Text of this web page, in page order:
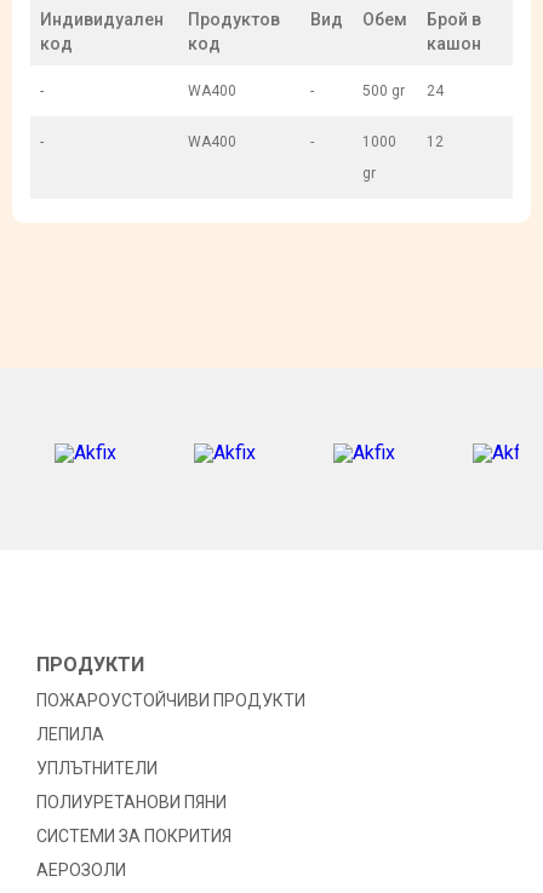
Индивидуален
код
Продуктов
код
Вид Обем
Брой в
кашон
- WA400 - 500 gr 24
- WA400 -
1000
gr
12
ПРОДУКТИ
ПОЖАРОУСТОЙЧИВИ ПРОДУКТИ
ЛЕПИЛА
УПЛЪТНИТЕЛИ
ПОЛИУРЕТАНОВИ ПЯНИ
СИСТЕМИ ЗА ПОКРИТИЯ
АЕРОЗОЛИ